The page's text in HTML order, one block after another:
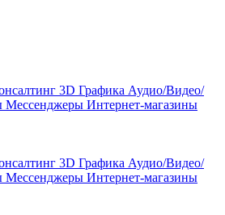
3D Графика Аудио/Видео/
Мессенджеры Интернет-магазины
3D Графика Аудио/Видео/
Мессенджеры Интернет-магазины